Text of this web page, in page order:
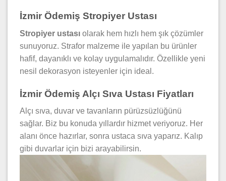
İzmir Ödemiş Stropiyer Ustası
Stropiyer ustası olarak hem hızlı hem şık çözümler
sunuyoruz. Strafor malzeme ile yapılan bu ürünler
hafif, dayanıklı ve kolay uygulamalıdır. Özellikle yeni
nesil dekorasyon isteyenler için ideal.
İzmir Ödemiş Alçı Sıva Ustası Fiyatları
Alçı sıva, duvar ve tavanların pürüzsüzlüğünü
sağlar. Biz bu konuda yıllardır hizmet veriyoruz. Her
alanı önce hazırlar, sonra ustaca sıva yaparız. Kalıp
gibi duvarlar için bizi arayabilirsin.